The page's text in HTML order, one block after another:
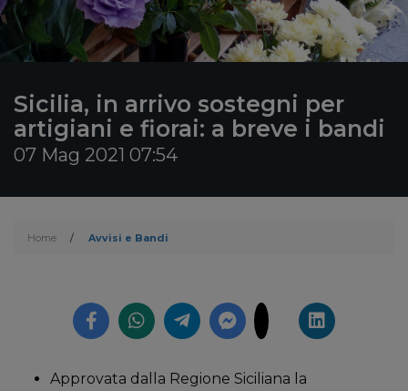
Sicilia, in arrivo sostegni per
artigiani e fiorai: a breve i bandi
07 Mag 2021 07:54
Home / Avvisi e Bandi
Approvata dalla Regione Siciliana la